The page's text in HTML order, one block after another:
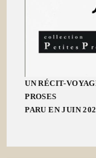
UN RÉCIT-
PROSES
PARU EN JUIN